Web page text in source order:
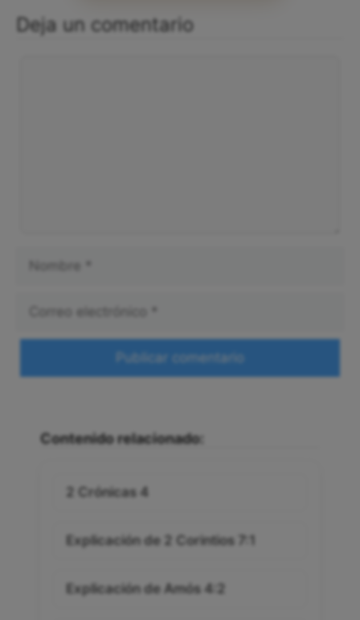
Deja un comentario
Contenido relacionado:
2 Crónicas 4
Explicación de 2 Corintios 7:1
Explicación de Amós 4:2